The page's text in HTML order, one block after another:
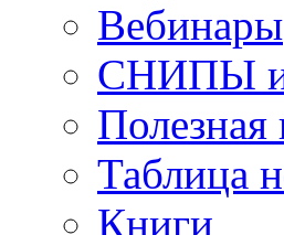
Вебинары
СНИПЫ
Таблица
Книги